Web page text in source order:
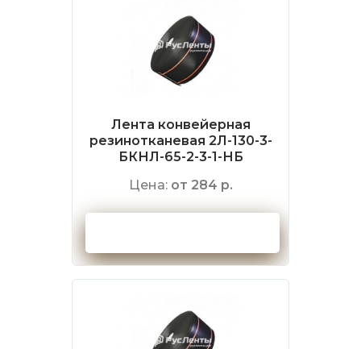
Лента конвейерная
резинотканевая 2Л-130-3-
БКНЛ-65-2-3-1-НБ
Цена: от 284 р.